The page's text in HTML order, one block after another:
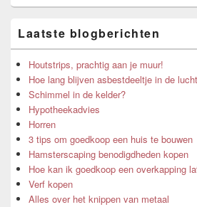
Laatste blogberichten
Houtstrips, prachtig aan je muur!
Hoe lang blijven asbestdeeltje in de
Schimmel in de kelder?
Hypotheekadvies
Horren
3 tips om goedkoop een huis te bouwen
Hamsterscaping benodigdheden kopen
Hoe kan ik goedkoop een overkapping
Verf kopen
Alles over het knippen van metaal